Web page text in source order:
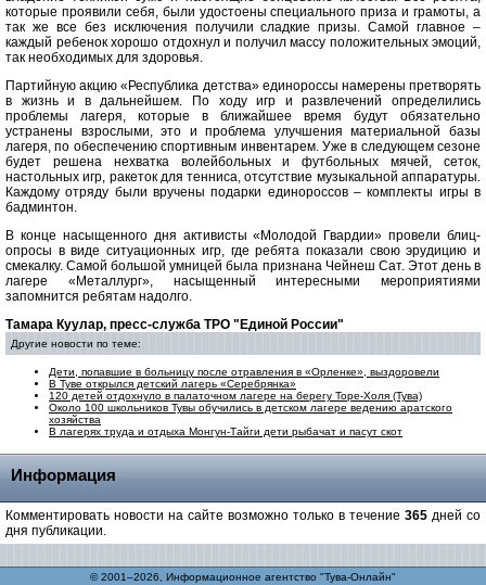
которые проявили себя, были удостоены специального приза и грамоты, а
так же все без исключения получили сладкие призы. Самой главное –
каждый ребенок хорошо отдохнул и получил массу положительных эмоций,
так необходимых для здоровья.
Партийную акцию «Республика детства» единороссы намерены претворять
в жизнь и в дальнейшем. По ходу игр и развлечений определились
проблемы лагеря, которые в ближайшее время будут обязательно
устранены взрослыми, это и проблема улучшения материальной базы
лагеря, по обеспечению спортивным инвентарем. Уже в следующем сезоне
будет решена нехватка волейбольных и футбольных мячей, сеток,
настольных игр, ракеток для тенниса, отсутствие музыкальной аппаратуры.
Каждому отряду были вручены подарки единороссов – комплекты игры в
бадминтон.
В конце насыщенного дня активисты «Молодой Гвардии» провели блиц-
опросы в виде ситуационных игр, где ребята показали свою эрудицию и
смекалку. Самой большой умницей была признана Чейнеш Сат. Этот день в
лагере «Металлург», насыщенный интересными мероприятиями
запомнится ребятам надолго.
Тамара Куулар, пресс-служба ТРО "Единой России"
Другие новости по теме:
Дети, попавшие в больницу после отравления в «Орленке», выздоровели
В Туве открылся детский лагерь «Серебрянка»
120 детей отдохнуло в палаточном лагере на берегу Торе-Холя (Тува)
Около 100 школьников Тувы обучились в детском лагере ведению аратского
хозяйства
В лагерях труда и отдыха Монгун-Тайги дети рыбачат и пасут скот
Информация
Комментировать новости на сайте возможно только в течение 365 дней со
дня публикации.
© 2001–2026, Информационное агентство "Тува-Онлайн"